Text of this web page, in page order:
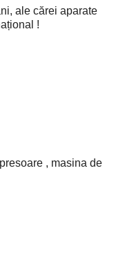
ale cărei aparate
!
, masina de